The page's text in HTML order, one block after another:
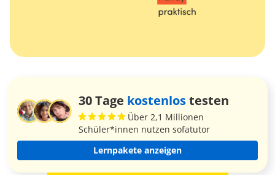
30 Tage kostenlostesten
Über 2,1 Millionen
Schüler*innen nutzen sofatutor
Lernpakete anzeigen